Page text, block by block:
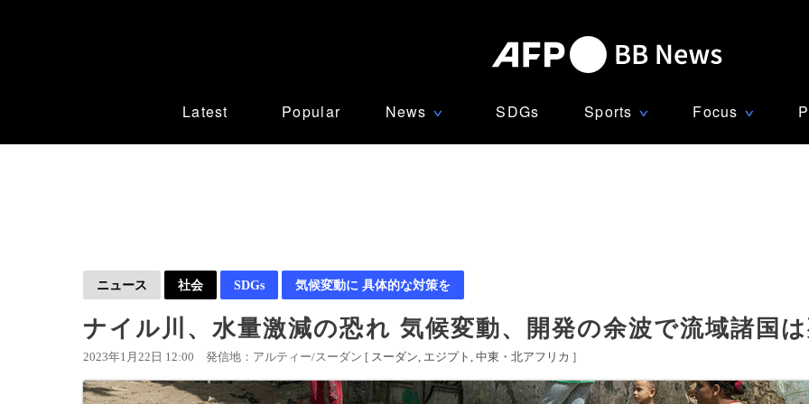
Latest Popular News ∨ SDGs Sports ∨ Focus ∨
ニュース 社会 SDGs 気候変動に 具体的な対策を
ナイル川、水量激減の恐れ 気候変動、開発の余波で流域諸国
2023年1月22日 12:00 発信地：アルティー/スーダン [ スーダン エジプト 中東・北アフリカ ]